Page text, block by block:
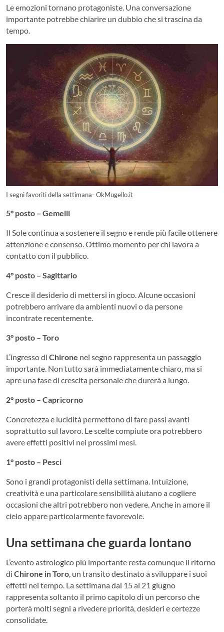
Le emozioni tornano protagoniste. Una conversazione
importante potrebbe chiarire un dubbio che si trascina da
tempo.
I segni favoriti della settimana- OkMugello.it
5° posto – Gemelli
Il Sole continua a sostenere il segno e rende più facile ottenere
attenzione e consenso. Ottimo momento per chi lavora a
contatto con il pubblico.
4° posto – Sagittario
Cresce il desiderio di mettersi in gioco. Alcune occasioni
potrebbero arrivare da ambienti nuovi o da persone
incontrate recentemente.
3° posto – Toro
L’ingresso di Chirone nel segno rappresenta un passaggio
importante. Non tutto sarà immediatamente chiaro, ma si
apre una fase di crescita personale che durerà a lungo.
2° posto – Capricorno
Concretezza e lucidità permettono di fare passi avanti
soprattutto sul lavoro. Le scelte compiute ora potrebbero
avere effetti positivi nei prossimi mesi.
1° posto – Pesci
Sono i grandi protagonisti della settimana. Intuizione,
creatività e una particolare sensibilità aiutano a cogliere
occasioni che altri potrebbero non vedere. Anche in amore il
cielo appare particolarmente favorevole.
Una settimana che guarda lontano
L’evento astrologico più importante resta comunque il ritorno
di Chirone in Toro , un transito destinato a sviluppare i suoi
effetti nel tempo. La settimana dal 15 al 21 giugno
rappresenta soltanto il primo capitolo di un percorso che
porterà molti segni a rivedere priorità, desideri e certezze
consolidate.